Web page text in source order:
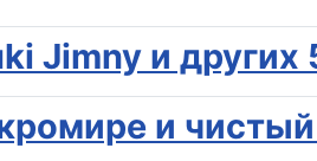
Jimny и
и